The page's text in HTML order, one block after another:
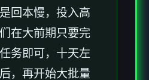
回本慢，投入高
在大前期只要完
务即可，十天左
，再开始大批量